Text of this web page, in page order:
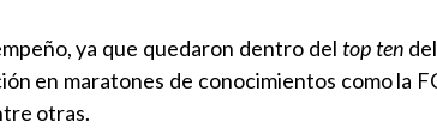
ya que quedaron dentro del top ten
en maratones de conocimientos como la
otras.